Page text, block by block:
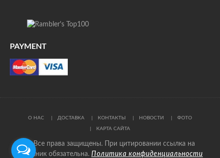
PAYMENT
О НАС ДОСТАВКА КОНТАКТЫ НОВОСТИ ФОТО
КАРТА САЙТА
© Все права защищены. При цитировании ссылка на
источник обязательна. Политика конфиденциальности